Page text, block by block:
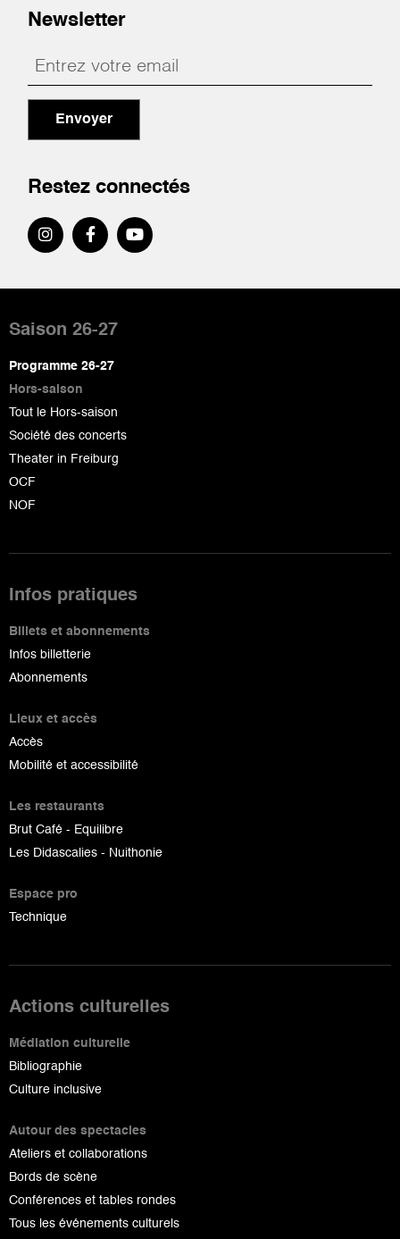
Newsletter
Envoyer
Restez connectés
de
page
Saison 26-27
Programme 26-27
Hors-saison
Tout le Hors-saison
Société des concerts
Theater in Freiburg
OCF
NOF
Infos pratiques
Billets et abonnements
Infos billetterie
Abonnements
Lieux et accès
Accès
Mobilité et accessibilité
Les restaurants
Brut Café - Equilibre
Les Didascalies - Nuithonie
Espace pro
Technique
Actions culturelles
Médiation culturelle
Bibliographie
Culture inclusive
Autour des spectacles
Ateliers et collaborations
Bords de scène
Conférences et tables rondes
Tous les événements culturels